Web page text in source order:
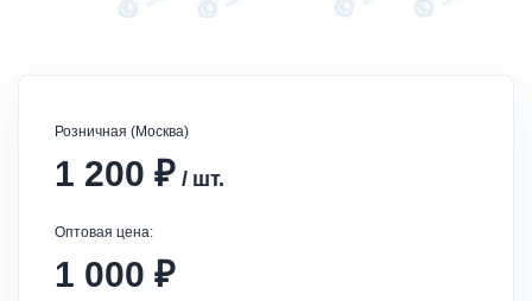
Розничная (Москва)
1 200 ₽ / шт.
Оптовая цена:
1 000 ₽